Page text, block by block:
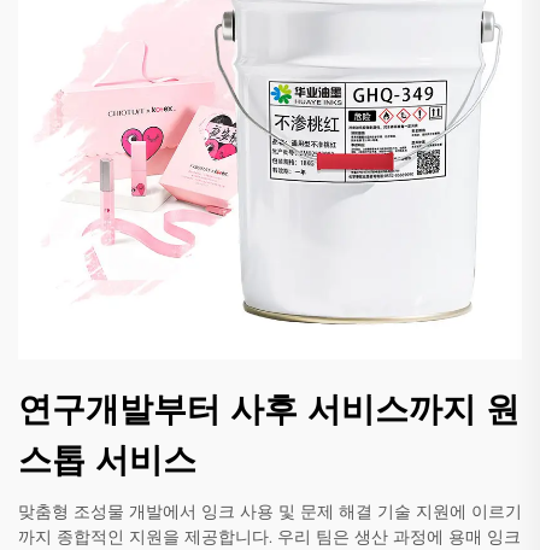
연구개발부터 사후 서비스까지 원
스톱 서비스
맞춤형 조성물 개발에서 잉크 사용 및 문제 해결 기술 지원에 이르기
까지 종합적인 지원을 제공합니다. 우리 팀은 생산 과정에 용매 잉크